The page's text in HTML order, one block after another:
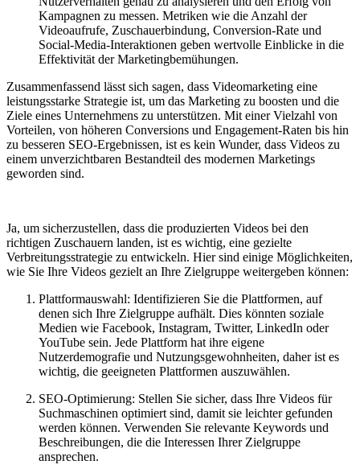
Kampagnen zu messen. Metriken wie die Anzahl der
Videoaufrufe, Zuschauerbindung, Conversion-Rate und
Social-Media-Interaktionen geben wertvolle Einblicke in die
Effektivität der Marketingbemühungen.
Zusammenfassend lässt sich sagen, dass Videomarketing eine
leistungsstarke Strategie ist, um das Marketing zu boosten und die
Ziele eines Unternehmens zu unterstützen. Mit einer Vielzahl von
Vorteilen, von höheren Conversions und Engagement-Raten bis hin
zu besseren SEO-Ergebnissen, ist es kein Wunder, dass Videos zu
einem unverzichtbaren Bestandteil des modernen Marketings
geworden sind.
Ja, um sicherzustellen, dass die produzierten Videos bei den
richtigen Zuschauern landen, ist es wichtig, eine gezielte
Verbreitungsstrategie zu entwickeln. Hier sind einige Möglichkeiten,
wie Sie Ihre Videos gezielt an Ihre Zielgruppe weitergeben können:
Plattformauswahl: Identifizieren Sie die Plattformen, auf
denen sich Ihre Zielgruppe aufhält. Dies könnten soziale
Medien wie Facebook, Instagram, Twitter, LinkedIn oder
YouTube sein. Jede Plattform hat ihre eigene
Nutzerdemografie und Nutzungsgewohnheiten, daher ist es
wichtig, die geeigneten Plattformen auszuwählen.
SEO-Optimierung: Stellen Sie sicher, dass Ihre Videos für
Suchmaschinen optimiert sind, damit sie leichter gefunden
werden können. Verwenden Sie relevante Keywords und
Beschreibungen, die die Interessen Ihrer Zielgruppe
ansprechen.